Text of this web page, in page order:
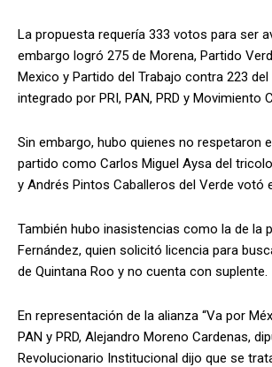
La propuesta requería 333 votos para ser
embargo logró 275 de Morena, Partido
Mexico y Partido del Trabajo contra 223
integrado por PRI, PAN, PRD y Movimiento
Sin embargo, hubo quienes no respetaron
partido como Carlos Miguel Aysa del
y Andrés Pintos Caballeros del Verde votó
También hubo inasistencias como la de la
Fernández, quien solicitó licencia para
de Quintana Roo y no cuenta con suplente.
En representación de la alianza “Va por
PAN y PRD, Alejandro Moreno Cardenas,
Revolucionario Institucional dijo que se